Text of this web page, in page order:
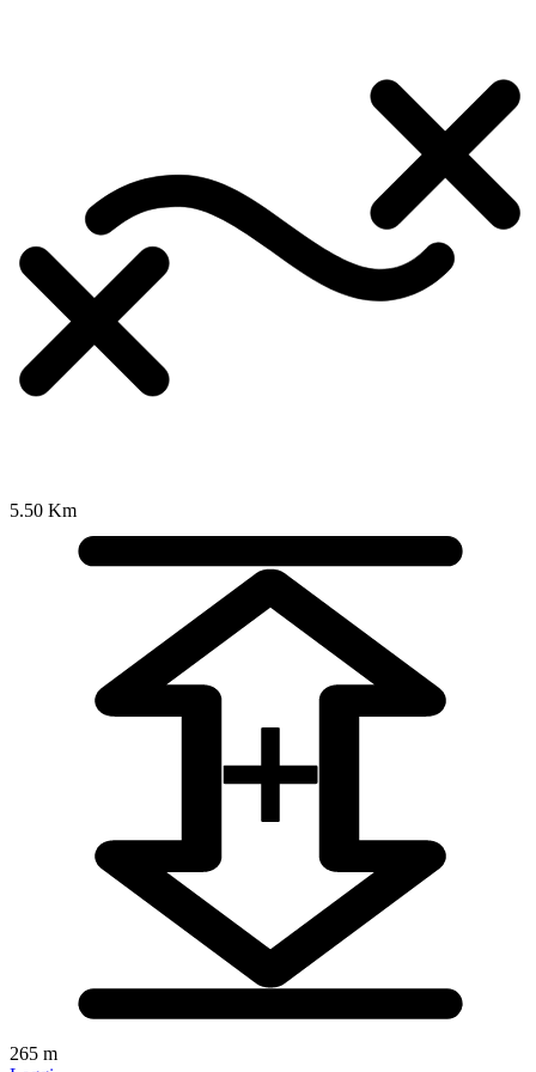
5.50 Km
265 m